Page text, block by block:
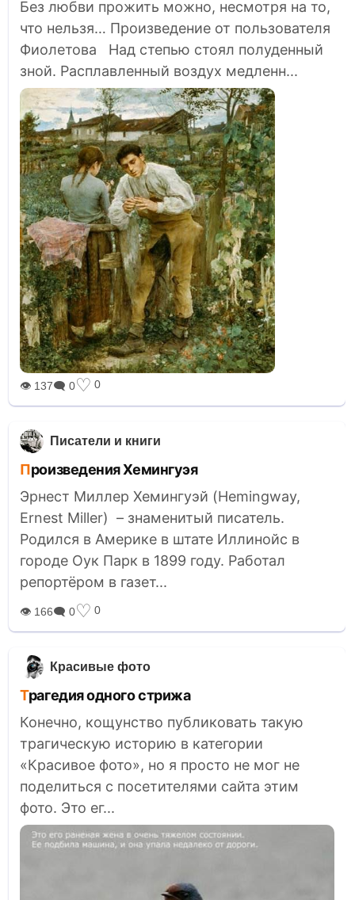
Без любви прожить можно, несмотря на то,
что нельзя… Произведение от пользователя
Фиолетова Над степью стоял полуденный
зной. Расплавленный воздух медленн...
👁 137🗨 0♡ 0
Писатели и книги
Произведения Хемингуэя
Эрнест Миллер Хемингуэй (Hemingway,
Ernest Miller) – знаменитый писатель.
Родился в Америке в штате Иллинойс в
городе Оук Парк в 1899 году. Работал
репортёром в газет...
👁 166🗨 0♡ 0
Красивые фото
Трагедия одного стрижа
Конечно, кощунство публиковать такую
трагическую историю в категории
«Красивое фото», но я просто не мог не
поделиться с посетителями сайта этим
фото. Это ег...